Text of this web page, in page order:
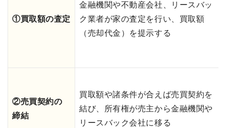
①買取額の査定
金融機関や不動産会社、リースバッ
ク業者が家の査定を行い、買取額
（売却代金）を提示する
②売買契約の
締結
買取額や諸条件が合えば売買契約を
結び、所有権が売主から金融機関や
リースバック会社に移る